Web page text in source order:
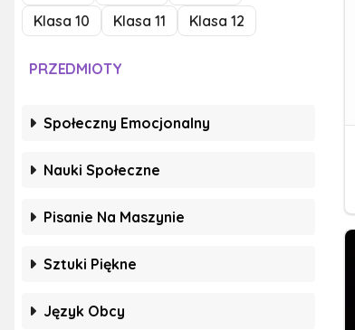
Klasa 10
Klasa 11 Klasa 12
PRZEDMIOTY
Społeczny Emocjonalny
Nauki Społeczne
Pisanie Na Maszynie
Sztuki Piękne
Język Obcy